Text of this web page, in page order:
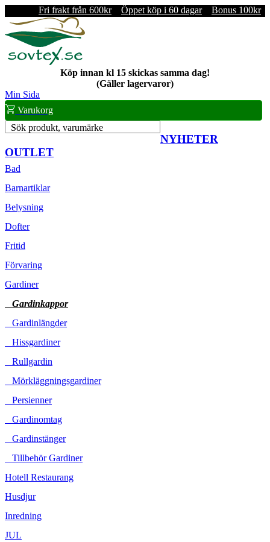
Fri frakt från 600kr Öppet köp i 60 dagar Bonus 100kr
Köp innan kl 15 skickas samma dag!
(Gäller lagervaror)
Min Sida
Varukorg
Sök produkt, varumärke
NYHETER
OUTLET
Bad
Barnartiklar
Belysning
Dofter
Fritid
Förvaring
Gardiner
Gardinkappor
Gardinlängder
Hissgardiner
Rullgardin
Mörkläggningsgardiner
Persienner
Gardinomtag
Gardinstänger
Tillbehör Gardiner
Hotell Restaurang
Husdjur
Inredning
JUL